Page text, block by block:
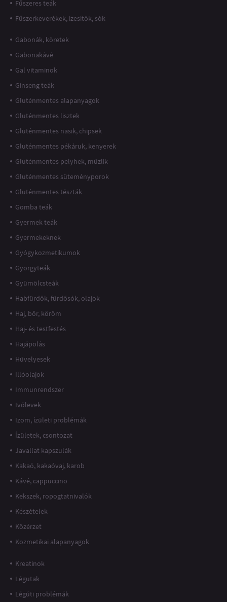
Fűszeres teák
Fűszerkeverékek, ízesítők, sók
Gabonák, köretek
Gabonakávé
Gal vitaminok
Ginseng teák
Gluténmentes alapanyagok
Gluténmentes lisztek
Gluténmentes nasik, chipsek
Gluténmentes pékáruk, kenyerek
Gluténmentes pelyhek, müzlik
Gluténmentes süteményporok
Gluténmentes tészták
Gomba teák
Gyermek teák
Gyermekeknek
Gyógykozmetikumok
Györgyteák
Gyümölcsteák
Habfürdők, fürdősók, olajok
Haj, bőr, köröm
Haj- és testfestés
Hajápolás
Hüvelyesek
Illóolajok
Immunrendszer
Ivólevek
Izom, ízületi problémák
Ízületek, csontozat
Javallat kapszulák
Kakaó, kakaóvaj, karob
Kávé, cappuccino
Kekszek, ropogtatnivalók
Készételek
Közérzet
Kozmetikai alapanyagok
Kreatinok
Légutak
Légúti problémák